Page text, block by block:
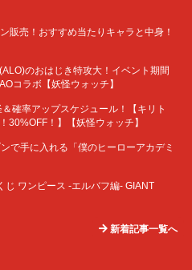
販売！おすすめ当たりキャラと中身！
のおはじき特攻大！イベント期間
コラボ【妖怪ウォッチ】
確率アップスケジュール！【キリト
30%OFF！】【妖怪ウォッチ】
で手に入れる「僕のヒーローアカデミ
じ ワンピース -エルバフ編- GIANT
新着記事一覧へ